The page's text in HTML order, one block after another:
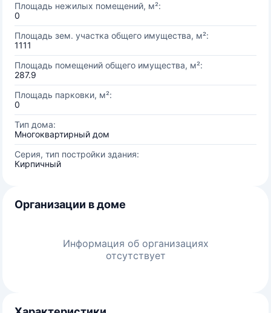
Площадь нежилых помещений, м²:
0
Площадь зем. участка общего имущества, м²:
1111
Площадь помещений общего имущества, м²:
287.9
Площадь парковки, м²:
0
Тип дома:
Многоквартирный дом
Серия, тип постройки здания:
Кирпичный
Организации в доме
Информация об организациях
отсутствует